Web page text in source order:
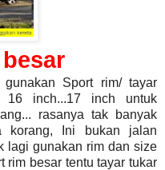
Sport rim/ tayar
inch...17 inch untuk
rasanya tak banyak
korang, Ini bukan jalan
lagi gunakan rim dan size
rim besar tentu tayar tukar